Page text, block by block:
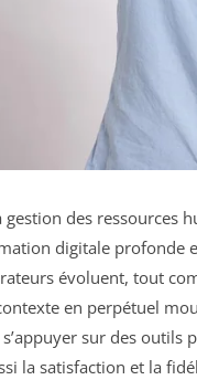
gestion des ressources
digitale profonde
évoluent, tout
en perpétuel
sur des
la satisfaction et la